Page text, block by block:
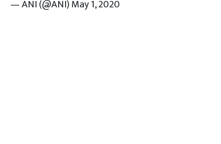
— ANI (@ANI)May 1, 2020